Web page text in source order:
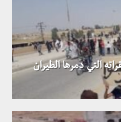
التي دمرها الطيران